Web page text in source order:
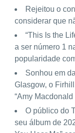
Rejeitou o
considerar que
“This Is the
a ser número 1
popularidade
Sonhou em
Glasgow, o
“Amy Macdonald
O público do
seu álbum de